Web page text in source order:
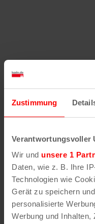
Zustimmung
Verantwortungsvoller
Wir und unsere 1
Daten, wie z. B. Ihre
Technologien wie
Gerät zu speichern
personalisierte
Werbung und